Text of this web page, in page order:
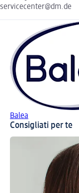
servicecenter@dm.de
Balea
Consigliati per te